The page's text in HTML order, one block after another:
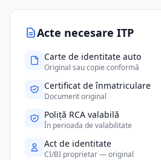
Acte necesare ITP
Carte de identitate auto
Original sau copie conformă
Certificat de înmatriculare
Document original
Poliță RCA valabilă
În perioada de valabilitate
Act de identitate
CI/BI proprietar — original